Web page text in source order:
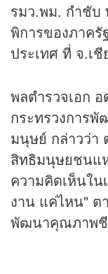
รมว.พม. กำชับ
พิการของภาค
ประเทศ ที่ จ.เชี
พลตำรวจเอก
กระทรวงการ
มนุษย์ กล่าวว่า
สิทธิมนุษยชนแห่
ความคิดเห็นใน
งาน แค่ไหน" ต
พัฒนาคุณภาพชี